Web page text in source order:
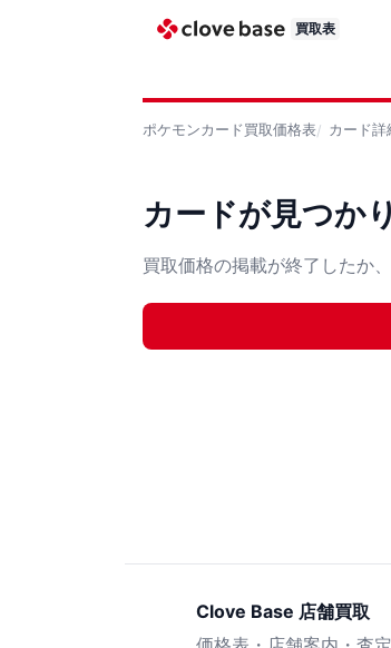
買取表
ポケモンカード買取価格表 カード詳
カードが見つか
買取価格の掲載が終了したか
Clove Base 店舗買取